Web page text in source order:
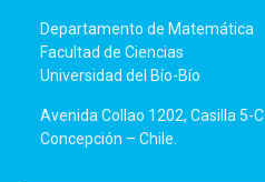
Departamento de Matemática
Facultad de Ciencias
Universidad del Bío-Bío
Avenida Collao 1202, Casilla 5-C
Concepción – Chile.